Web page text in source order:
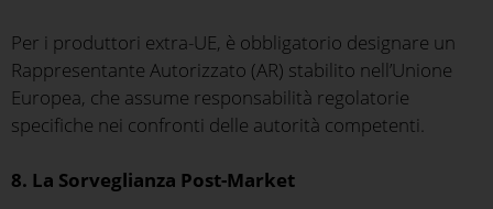
Per i produttori extra-UE, è obbligatorio designare un
Rappresentante Autorizzato (AR) stabilito nell’Unione
Europea, che assume responsabilità regolatorie
specifiche nei confronti delle autorità competenti.
8. La Sorveglianza Post-Market